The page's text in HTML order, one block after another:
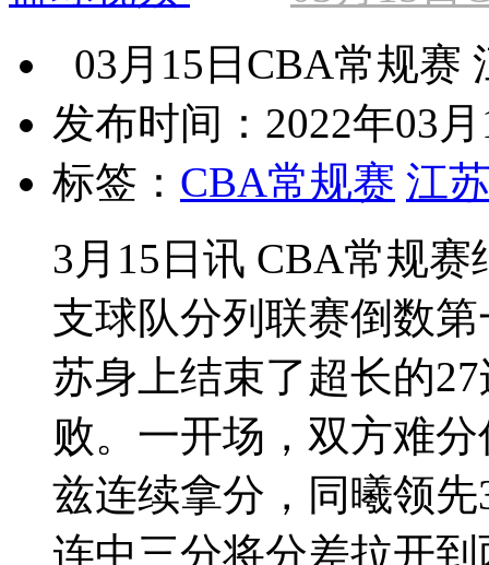
03月15日CBA常规赛
发布时间：2022年03
标签： CBA常规赛 江
3月15日讯 CBA常规
支球队分列联赛倒数
苏身上结束了超长的
败。一开场，双方难
兹连续拿分，同曦领
连中三分将分差拉开